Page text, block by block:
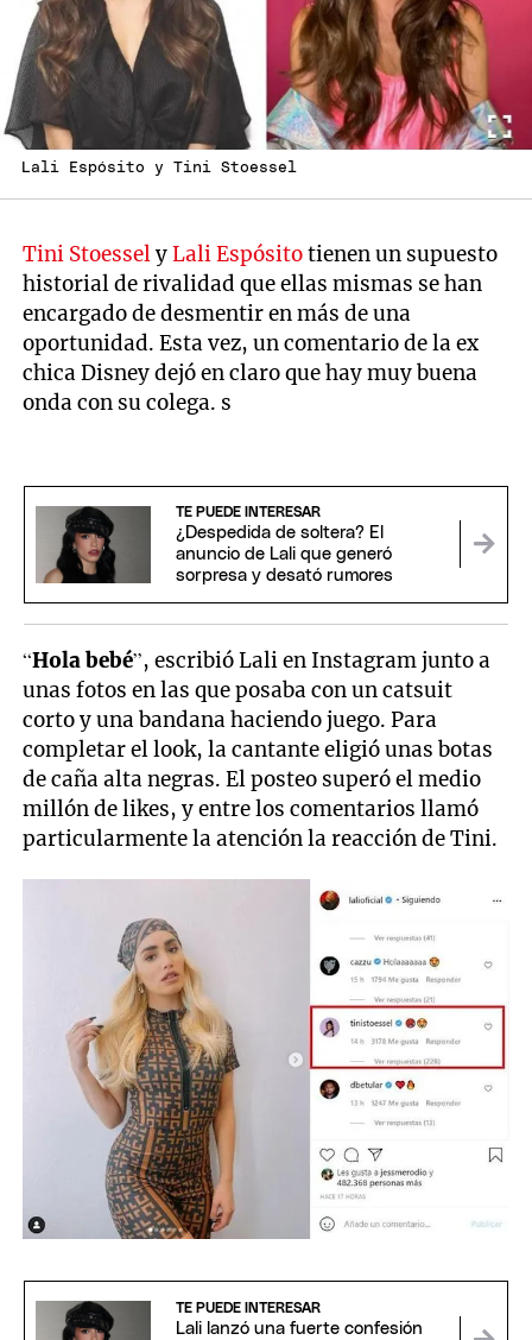
Lali Espósito y Tini Stoessel
Tini StoesselyLali Espósitotienen un supuesto
historial de rivalidad que ellas mismas se han
encargado de desmentir en más de una
oportunidad. Esta vez, un comentario de la ex
chica Disney dejó en claro que hay muy buena
onda con su colega. s
TE PUEDE INTERESAR
¿Despedida de soltera? El
anuncio de Lali que generó
sorpresa y desató rumores
“Hola bebé”, escribió Lali en Instagram junto a
unas fotos en las que posaba con un catsuit
corto y una bandana haciendo juego. Para
completar el look, la cantante eligió unas botas
de caña alta negras. El posteo superó el medio
millón de likes, y entre los comentarios llamó
particularmente la atención la reacción de Tini.
TE PUEDE INTERESAR
Lali lanzó una fuerte confesión